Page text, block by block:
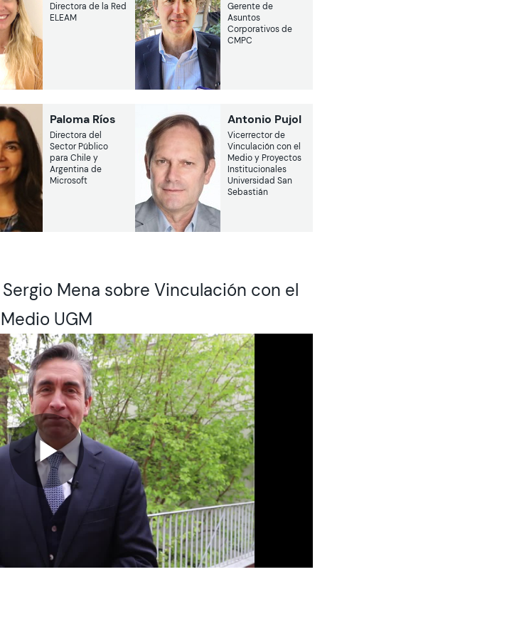
Directora de la Red
ELEAM
Gerente de
Asuntos
Corporativos de
CMPC
Paloma Ríos
Directora del
Sector Público
para Chile y
Argentina de
Microsoft
Antonio Pujol
Vicerrector de
Vinculación con el
Medio y Proyectos
Institucionales
Universidad San
Sebastián
Mena sobre Vinculación con el
Medio UGM